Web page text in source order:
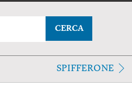
CERCA
SPIFFERONE